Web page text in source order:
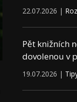
22.07.2026 |
Pět knižních
dovolenou v
19.07.2026 |